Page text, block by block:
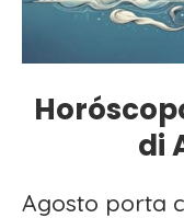
di
Agosto porta